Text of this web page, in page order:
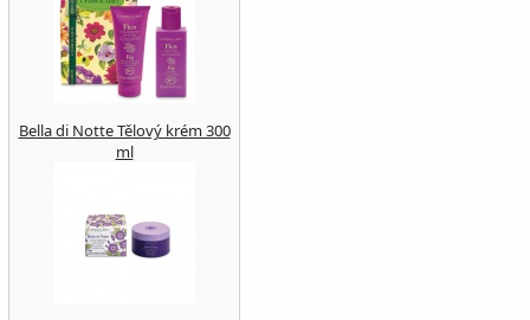
Bella di Notte Tělový krém 300
ml